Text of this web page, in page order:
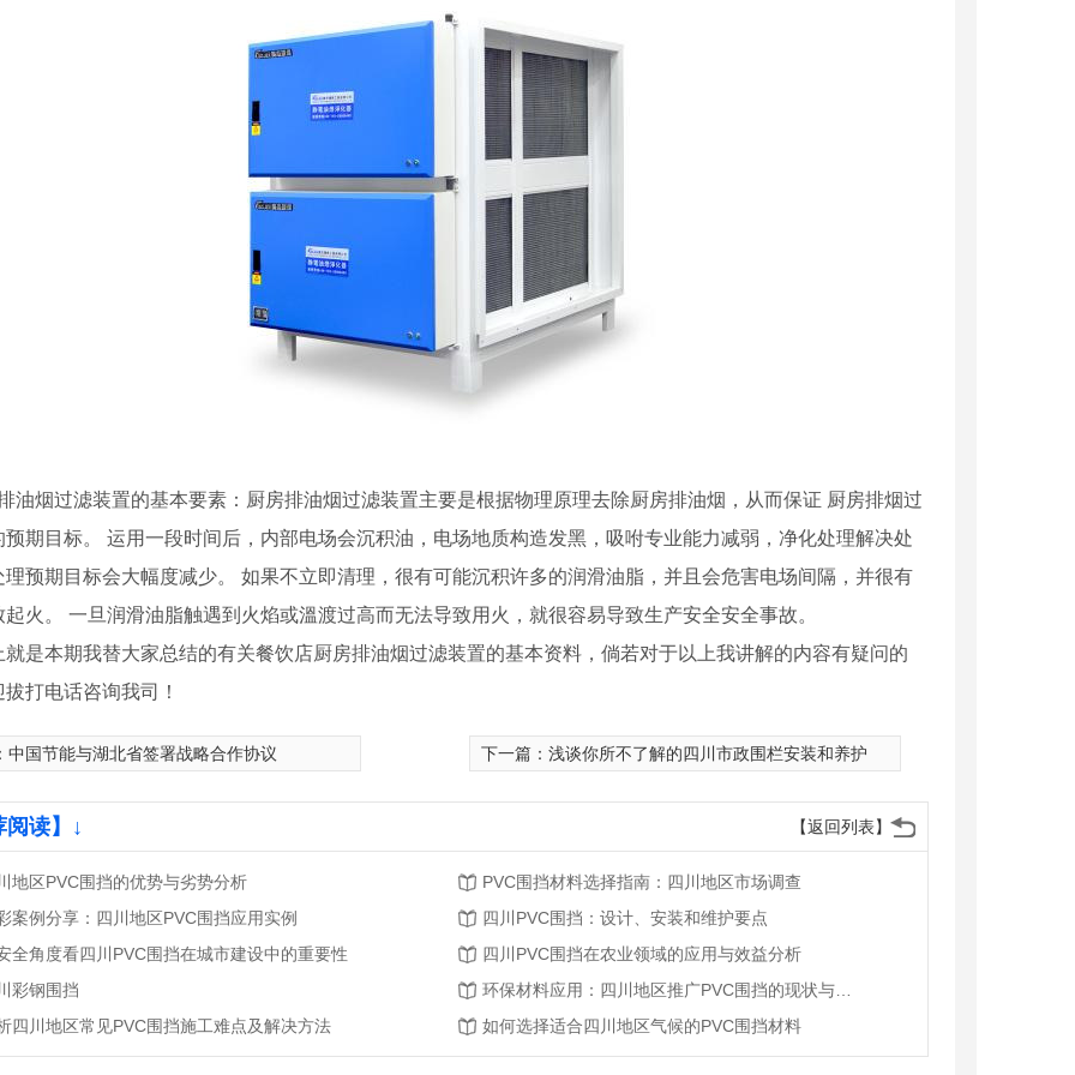
烟过滤装置的基本要素：厨房排油烟过滤装置主要是根据物理原理去除厨房排油烟，从而保证 厨房排烟过
预期目标。 运用一段时间后，内部电场会沉积油，电场地质构造发黑，吸咐专业能力减弱，净化处理解决处
理预期目标会大幅度减少。 如果不立即清理，很有可能沉积许多的润滑油脂，并且会危害电场间隔，并很有
起火。 一旦润滑油脂触遇到火焰或溫渡过高而无法导致用火，就很容易导致生产安全安全事故。
就是本期我替大家总结的有关餐饮店厨房排油烟过滤装置的基本资料，倘若对于以上我讲解的内容有疑问的
打电话咨询我司！
中国节能与湖北省签署战略合作协议 下一篇： 浅谈你所不了解的四川市政围栏安装和养护
【返回列表】
阅读】↓
地区PVC围挡的优势与劣势分析
PVC围挡材料选择指南：四川地区市场调查
案例分享：四川地区PVC围挡应用实例
四川PVC围挡：设计、安装和维护要点
全角度看四川PVC围挡在城市建设中的重要性
四川PVC围挡在农业领域的应用与效益分析
彩钢围挡
四川地区常见PVC围挡施工难点及解决方法
如何选择适合四川地区气候的PVC围挡材料